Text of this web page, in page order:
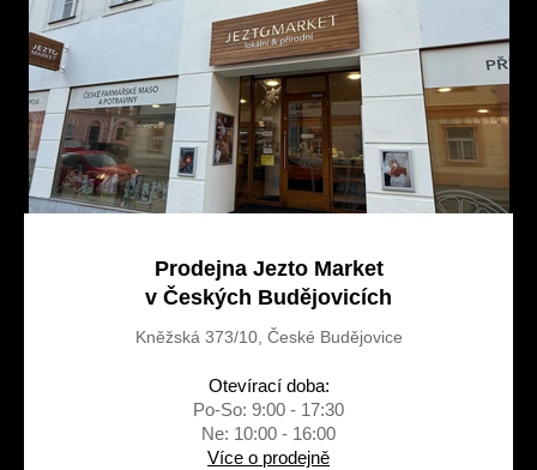
Prodejna Jezto Market
v Českých Budějovicích
Kněžská 373/10, České Budějovice
Otevírací doba:
Po-So: 9:00 - 17:30
Ne: 10:00 - 16:00
Více o prodejně